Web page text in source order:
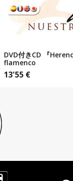
DVD付きCD 『
flamenco
13'55 €